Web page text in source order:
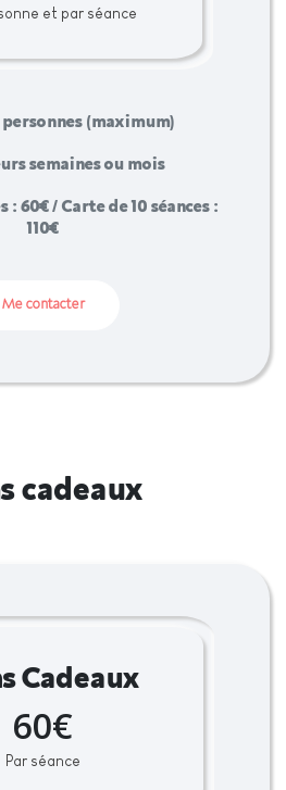
et par séance
(maximum)
semaines ou mois
: 60€ / Carte de 10 séances :
110€
Me contacter
cadeaux
Cadeaux
60€
Par séance